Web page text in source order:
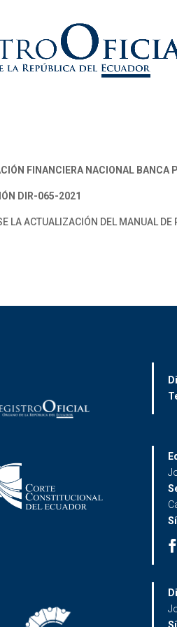
FINANCIERA NACIONAL BANCA
DIR-065-2021
LA ACTUALIZACIÓN DEL MANUAL